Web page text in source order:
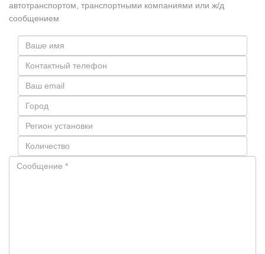
автотранспортом, транспортными компаниями или ж/д
сообщением